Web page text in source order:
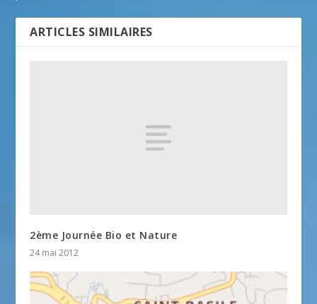
ARTICLES SIMILAIRES
2ème Journée Bio et Nature
24 mai 2012